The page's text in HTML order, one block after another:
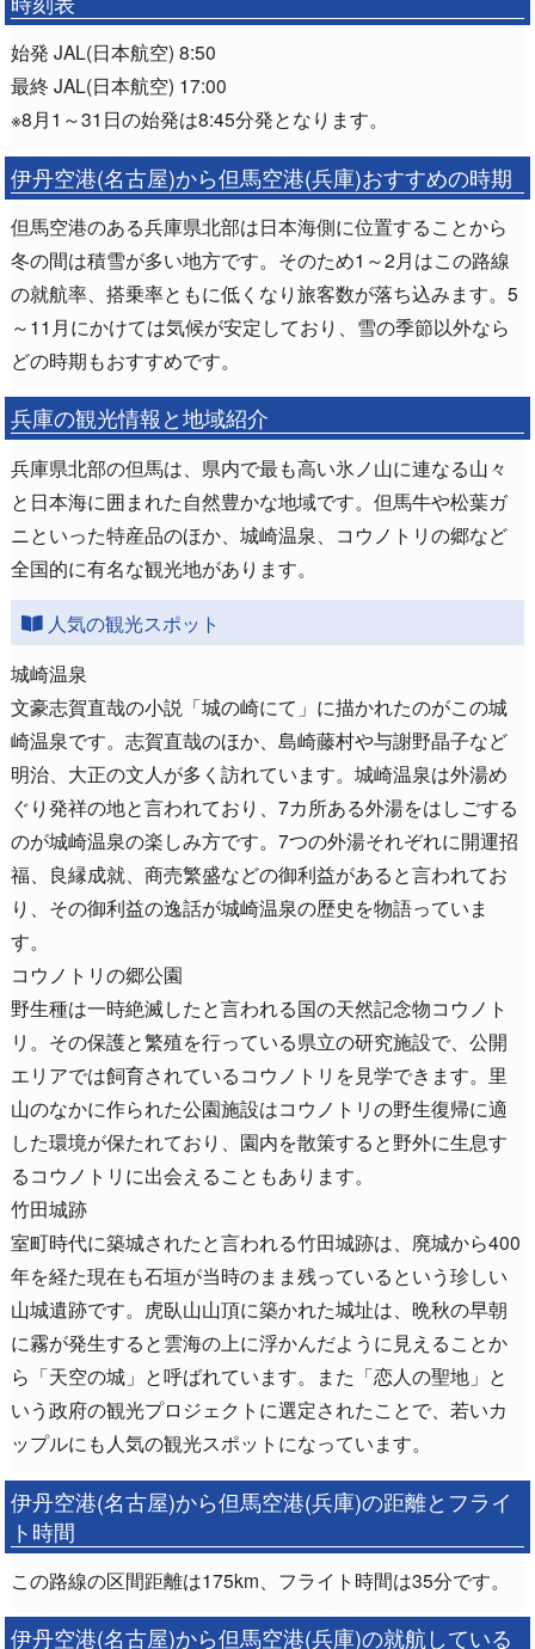
始発 JAL(日本航空) 8:50
最終 JAL(日本航空) 17:00
※8月1～31日の始発は8:45分発となります。
伊丹空港(名古屋)から但馬空港(兵庫)おすすめの時期
但馬空港のある兵庫県北部は日本海側に位置することから
冬の間は積雪が多い地方です。そのため1～2月はこの路線
の就航率、搭乗率ともに低くなり旅客数が落ち込みます。5
～11月にかけては気候が安定しており、雪の季節以外なら
どの時期もおすすめです。
兵庫の観光情報と地域紹介
兵庫県北部の但馬は、県内で最も高い氷ノ山に連なる山々
と日本海に囲まれた自然豊かな地域です。但馬牛や松葉ガ
ニといった特産品のほか、城崎温泉、コウノトリの郷など
全国的に有名な観光地があります。
人気の観光スポット
城崎温泉
文豪志賀直哉の小説「城の崎にて」に描かれたのがこの城
崎温泉です。志賀直哉のほか、島崎藤村や与謝野晶子など
明治、大正の文人が多く訪れています。城崎温泉は外湯め
ぐり発祥の地と言われており、7カ所ある外湯をはしごする
のが城崎温泉の楽しみ方です。7つの外湯それぞれに開運招
福、良縁成就、商売繁盛などの御利益があると言われてお
り、その御利益の逸話が城崎温泉の歴史を物語っていま
す。
コウノトリの郷公園
野生種は一時絶滅したと言われる国の天然記念物コウノト
リ。その保護と繁殖を行っている県立の研究施設で、公開
エリアでは飼育されているコウノトリを見学できます。里
山のなかに作られた公園施設はコウノトリの野生復帰に適
した環境が保たれており、園内を散策すると野外に生息す
るコウノトリに出会えることもあります。
竹田城跡
室町時代に築城されたと言われる竹田城跡は、廃城から400
年を経た現在も石垣が当時のまま残っているという珍しい
山城遺跡です。虎臥山山頂に築かれた城址は、晩秋の早朝
に霧が発生すると雲海の上に浮かんだように見えることか
ら「天空の城」と呼ばれています。また「恋人の聖地」と
いう政府の観光プロジェクトに選定されたことで、若いカ
ップルにも人気の観光スポットになっています。
伊丹空港(名古屋)から但馬空港(兵庫)の距離とフライ
ト時間
この路線の区間距離は175km、フライト時間は35分です。
伊丹空港(名古屋)から但馬空港(兵庫)の就航している